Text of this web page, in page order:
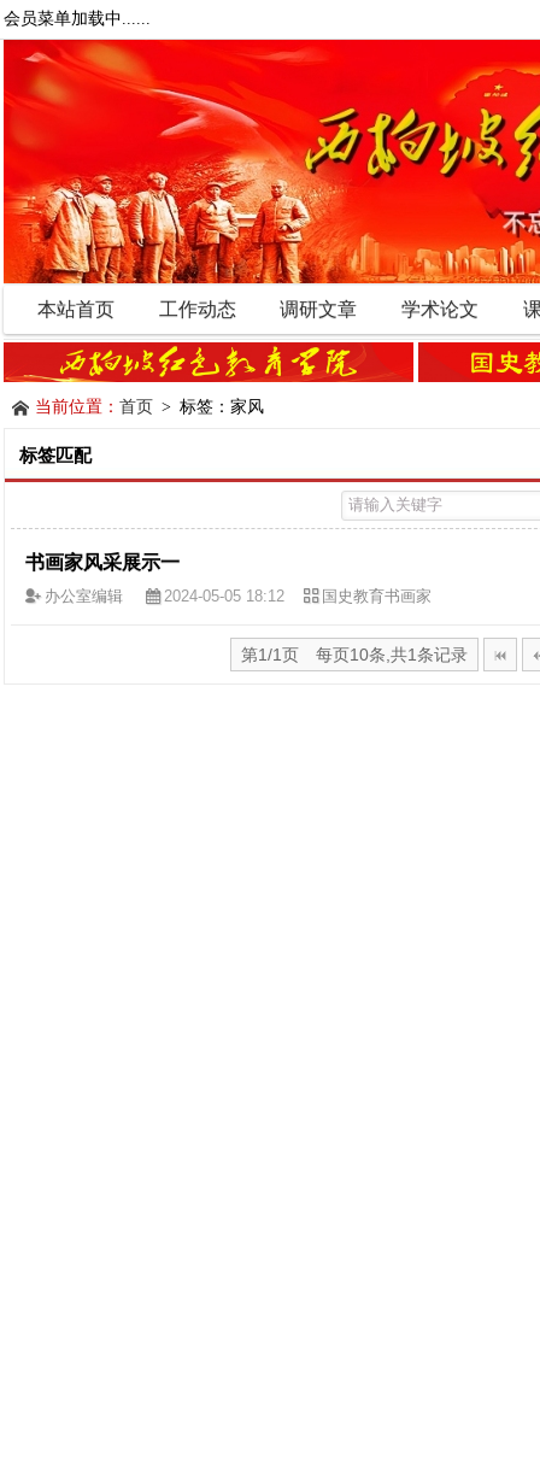
会员菜单加载中......
本站首页 工作动态 调研文章 学术论文
当前位置： 首页 > 标签：家风
标签匹配
书画家风采展示一
办公室编辑 2024-05-05 18:12 国史教育书画家
第1/1页 每页10条,共1条记录